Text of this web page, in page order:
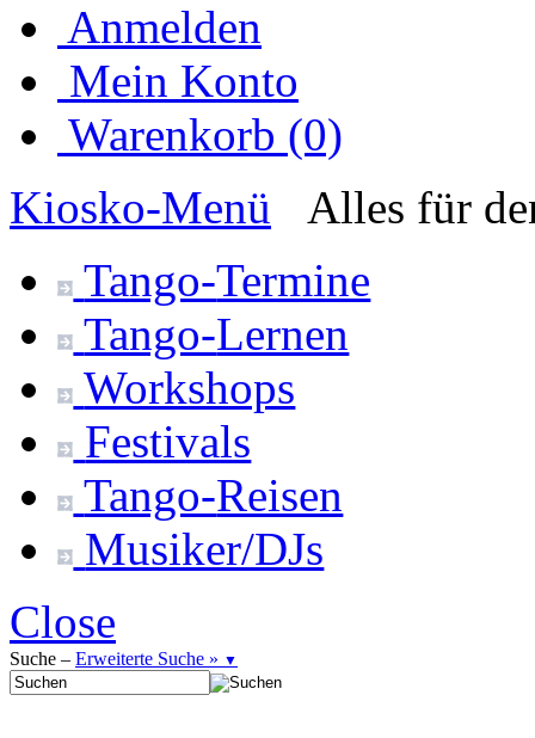
Anmelden
Mein Konto
Warenkorb (0)
Kiosko-Menü
Alles für
Tango-Termine
Tango-Lernen
Workshops
Festivals
Tango-Reisen
Musiker/DJs
Close
Suche – Erweiterte Suche » ▼